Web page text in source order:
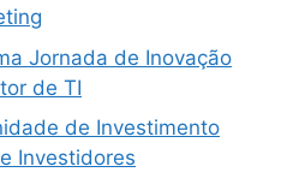
Jornada de Inovação
de TI
de Investimento
Investidores